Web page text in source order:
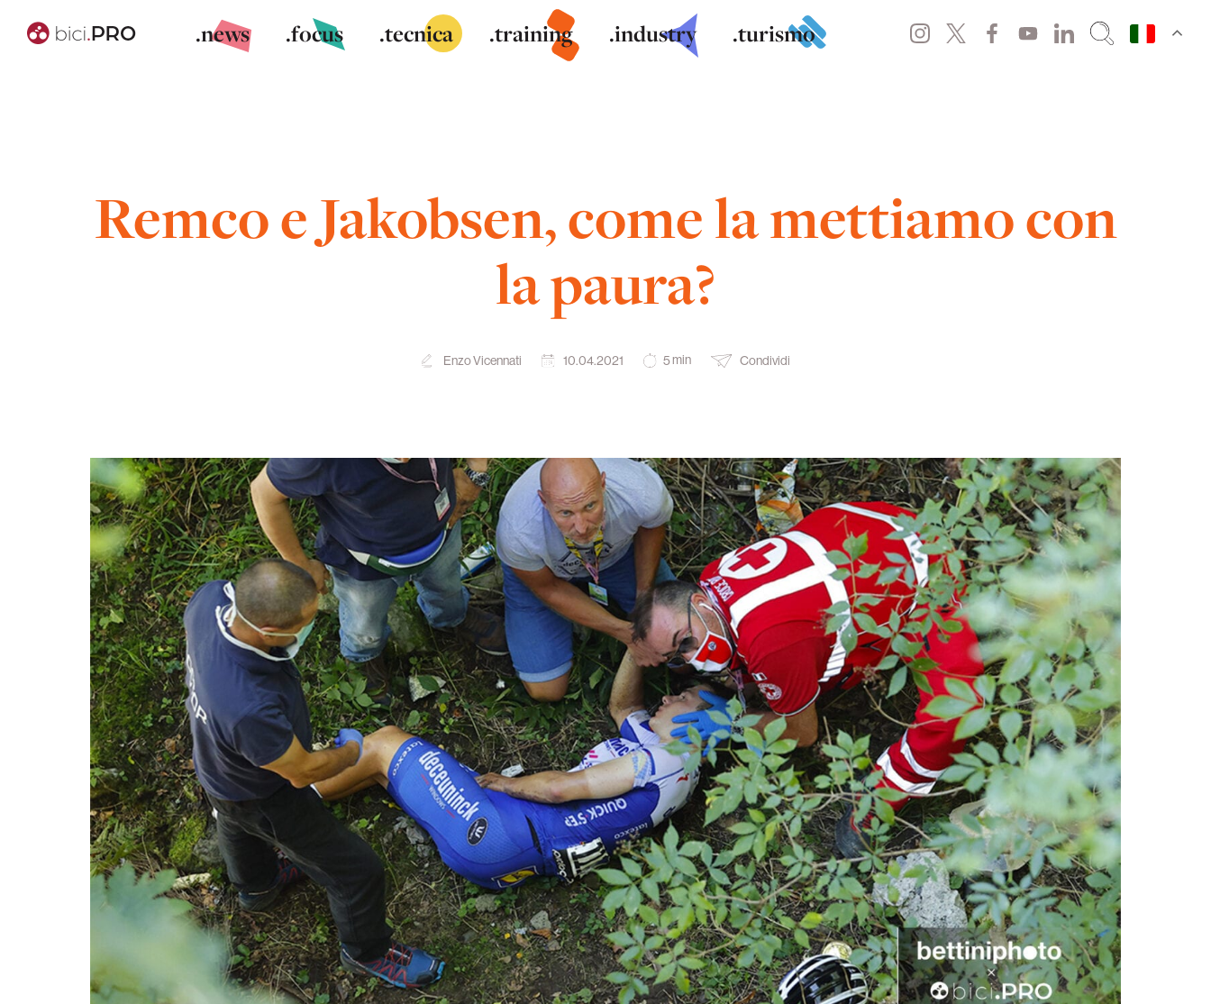
.news .focus .tecnica .training .industry .turismo
Remco e Jakobsen, come la mettiamo con
la paura?
Enzo Vicennati 10.04.2021 5min Condividi